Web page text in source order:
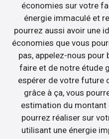
économies sur votre
énergie immaculé et
pourrez aussi avoir une
économies que vous
pas, appelez-nous
faire et de notre étude
espérer de votre future
grâce à ça, vous
estimation du montant
pourrez réaliser sur
utilisant une énergie